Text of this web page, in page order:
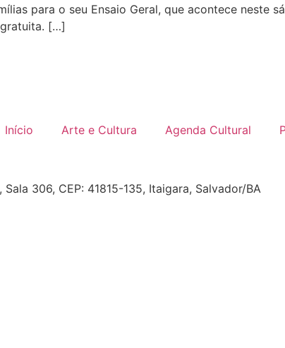
para o seu Ensaio Geral, que acontece neste
[…]
Início Arte e Cultura Agenda Cultural
306, CEP: 41815-135, Itaigara, Salvador/BA